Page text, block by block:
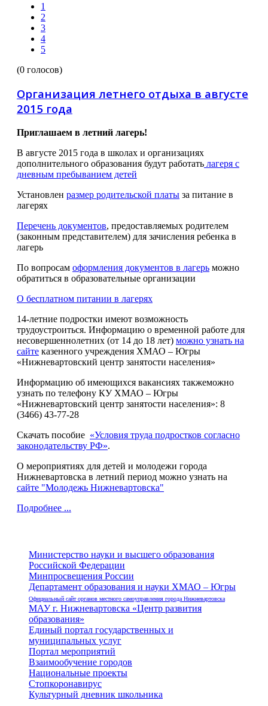
1
2
3
4
5
(0 голосов)
Организация летнего отдыха в августе
2015 года
Приглашаем в летний лагерь!
В августе 2015 года в школах и организациях
дополнительного образования будут работать лагеря с
дневным пребыванием детей
Установлен размер родительской платы за питание в
лагерях
Перечень документов, предоставляемых родителем
(законным представителем) для зачисления ребенка в
лагерь
По вопросам оформления документов в лагерь можно
обратиться в образовательные организации
О бесплатном питании в лагерях
14-летние подростки имеют возможность
трудоустроиться. Информацию о временной работе для
несовершеннолетних (от 14 до 18 лет) можно узнать на
сайте казенного учреждения ХМАО – Югры
«Нижневартовский центр занятости населения»
Информацию об имеющихся вакансиях такжеможно
узнать по телефону КУ ХМАО – Югры
«Нижневартовский центр занятости населения»: 8
(3466) 43-77-28
Скачать пособие «Условия труда подростков согласно
законодательству РФ».
О мероприятиях для детей и молодежи города
Нижневартовска в летний период можно узнать на
сайте "Молодежь Нижневартовска"
Подробнее ...
Министерство науки и высшего образования
Российской Федерации
Минпросвещения России
Департамент образования и науки ХМАО – Югры
Официальный сайт органов местного самоуправления города Нижневартовска
МАУ г. Нижневартовска «Центр развития
образования»
Единый портал государственных и
муниципальных услуг
Портал мероприятий
Взаимообучение городов
Национальные проекты
Стопкоронавирус
Культурный дневник школьника